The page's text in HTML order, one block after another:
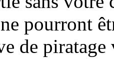
pourront
de